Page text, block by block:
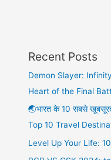
Recent Posts
Demon Slayer:
Heart of the Final
🌏भारत के 10 सबसे
Top 10 Travel
Level Up Your Life: